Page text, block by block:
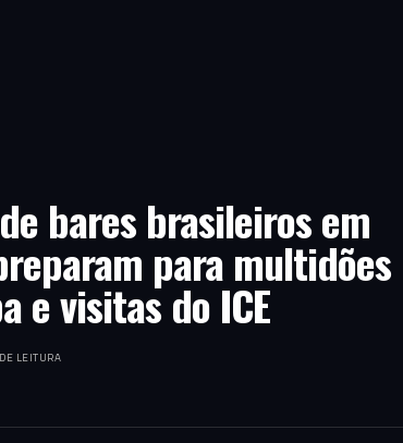
bares brasileiros em
para multidões
e visitas do ICE
LEITURA